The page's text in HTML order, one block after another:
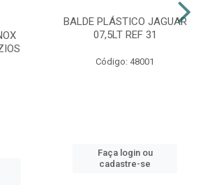
BALDE PLÁSTICO JAGUAR
07,5LT REF 31
Código: 48001
Faça login ou
cadastre-se